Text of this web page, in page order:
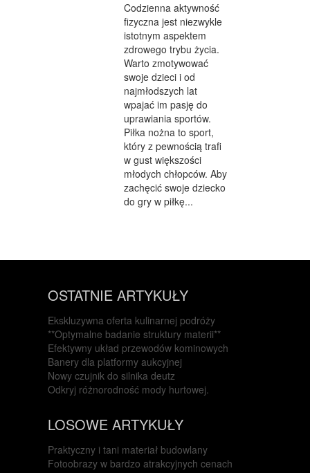
Codzienna aktywność
fizyczna jest niezwykle
istotnym aspektem
zdrowego trybu życia.
Warto zmotywować
swoje dzieci i od
najmłodszych lat
wpajać im pasję do
uprawiania sportów.
Piłka nożna to sport,
który z pewnością trafi
w gust większości
młodych chłopców. Aby
zachęcić swoje dziecko
do gry w piłkę...
OSTATNIE ARTYKUŁY
Ekskluzywna oferta kulinarnej podróży
**Optymalne badanie struktury materii**
Efektywny układ przewodów kominowych
Banery dla platformy aukcyjnej
Nowy czujnik do silnika deutz
Odkryj różnorodność mody hurtowej.
LOSOWE ARTYKUŁY
Praktyczny i tani materiał budowlany
Fotoobrazy w bardzo atrakcyjnych cenach